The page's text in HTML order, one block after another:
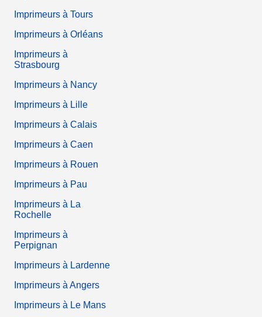
Imprimeurs à Tours
Imprimeurs à Orléans
Imprimeurs à
Strasbourg
Imprimeurs à Nancy
Imprimeurs à Lille
Imprimeurs à Calais
Imprimeurs à Caen
Imprimeurs à Rouen
Imprimeurs à Pau
Imprimeurs à La
Rochelle
Imprimeurs à
Perpignan
Imprimeurs à Lardenne
Imprimeurs à Angers
Imprimeurs à Le Mans